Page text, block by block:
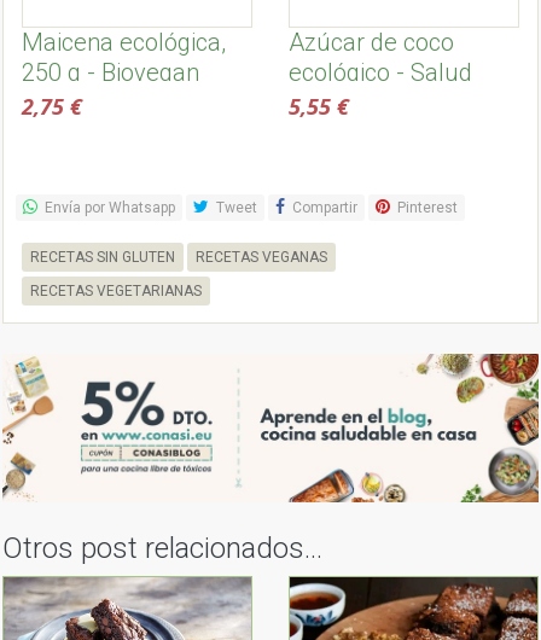
Maicena ecológica,
250 g - Biovegan
2,75 €
Azúcar de coco
ecológico - Salud
viva
5,55 €
Envía por Whatsapp Tweet Compartir Pinterest
RECETAS SIN GLUTEN
RECETAS VEGANAS
RECETAS VEGETARIANAS
Otros post relacionados...